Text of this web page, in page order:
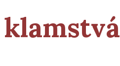
klamstvá